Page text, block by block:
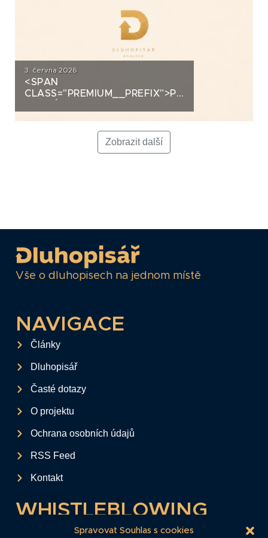
Spravovat Souhlas s cookies
3. června 2026
<SPAN
CLASS="PREMIUM__PREFIX">PREMIUM</
Zobrazit další
Vše o dluhopisech na jednom místě
NAVIGACE
Články
Dluhopisář
Časté dotazy
O projektu
Ochrana osobních údajů
RSS Feed
Kontakt
WHISTLEBLOWING
Tento formulář slouží k anonymnímu zaslání